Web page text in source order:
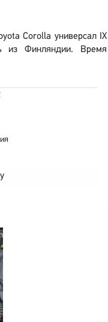
Corolla универсал IX
из Финляндии. Время